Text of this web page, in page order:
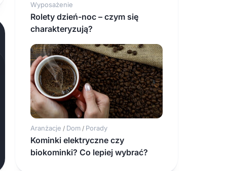
Wyposażenie
Rolety dzień-noc – czym się
charakteryzują?
Aranżacje / Dom / Porady
Kominki elektryczne czy
biokominki? Co lepiej wybrać?